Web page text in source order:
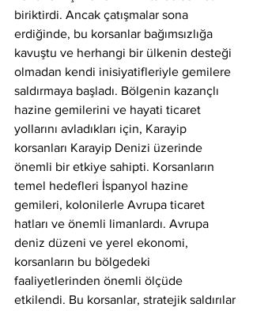
biriktirdi. Ancak çatışmalar sona
erdiğinde, bu korsanlar bağımsızlığa
kavuştu ve herhangi bir ülkenin desteği
olmadan kendi inisiyatifleriyle gemilere
saldırmaya başladı. Bölgenin kazançlı
hazine gemilerini ve hayati ticaret
yollarını avladıkları için, Karayip
korsanları Karayip Denizi üzerinde
önemli bir etkiye sahipti. Korsanların
temel hedefleri İspanyol hazine
gemileri, kolonilerle Avrupa ticaret
hatları ve önemli limanlardı. Avrupa
deniz düzeni ve yerel ekonomi,
korsanların bu bölgedeki
faaliyetlerinden önemli ölçüde
etkilendi. Bu korsanlar, stratejik saldırılar